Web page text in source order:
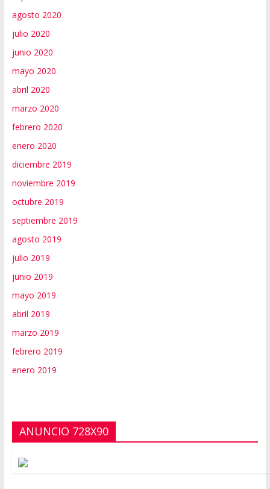
agosto 2020
julio 2020
junio 2020
mayo 2020
abril 2020
marzo 2020
febrero 2020
enero 2020
diciembre 2019
noviembre 2019
octubre 2019
septiembre 2019
agosto 2019
julio 2019
junio 2019
mayo 2019
abril 2019
marzo 2019
febrero 2019
enero 2019
ANUNCIO 728X90